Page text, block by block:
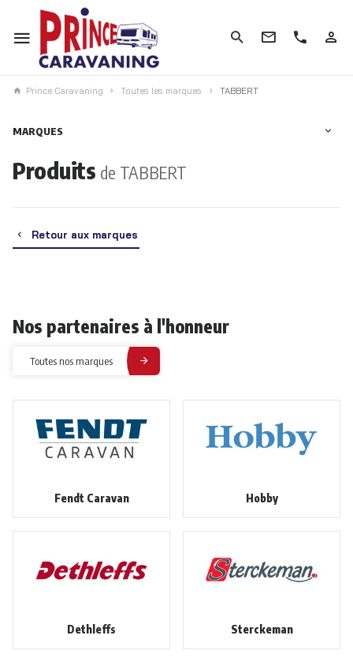
Prince Caravaning Toutes les marques TABBERT
MARQUES
Produits de TABBERT
Retour aux marques
Nos partenaires à l'honneur
Toutes nos marques
Fendt Caravan Hobby
Dethleffs Sterckeman